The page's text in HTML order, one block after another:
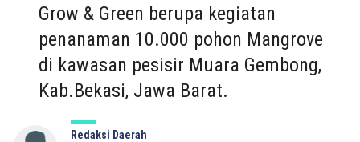
Grow & Green berupa kegiatan
penanaman 10.000 pohon Mangrove
di kawasan pesisir Muara Gembong,
Kab.Bekasi, Jawa Barat.
Redaksi Daerah